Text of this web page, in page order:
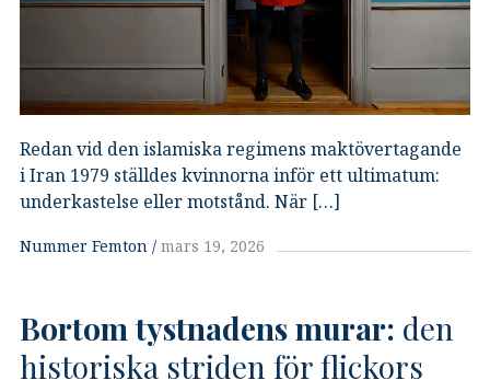
Redan vid den islamiska regimens maktövertagande
i Iran 1979 ställdes kvinnorna inför ett ultimatum:
underkastelse eller motstånd. När […]
Nummer Femton mars 19, 2026
Bortom tystnadens murar: den
historiska striden för flickors